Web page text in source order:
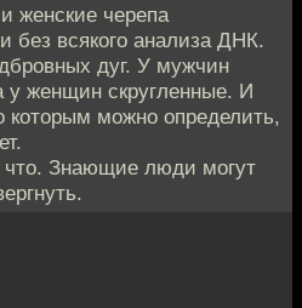
женские черепа
без всякого анализа ДНК.
дуг. У мужчин
у женщин скругленные. И
которым можно определить,
что. Знающие люди могут